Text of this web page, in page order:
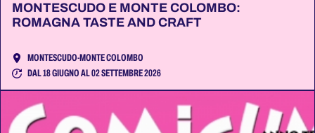
MONTESCUDO E MONTE COLOMBO:
ROMAGNA TASTE AND CRAFT
MONTESCUDO-MONTE COLOMBO
DAL 18 GIUGNO AL 02 SETTEMBRE 2026